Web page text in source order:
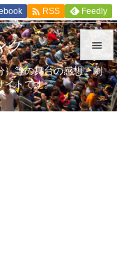


メニュ

 RSS Feedly
ク
）等の舞台の感想、劇
イトです。